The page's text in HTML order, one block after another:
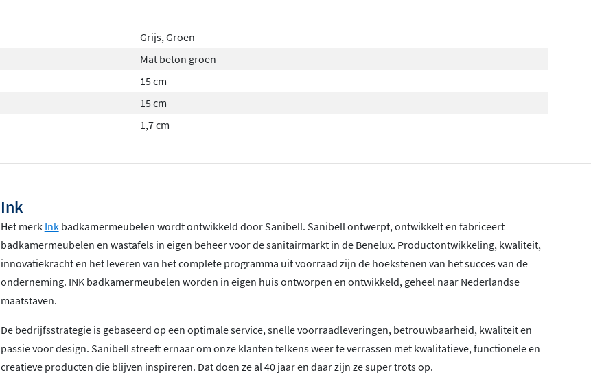
Grijs, Groen
Mat beton groen
15 cm
15 cm
1,7 cm
Ink
Het merk Inkbadkamermeubelen wordt ontwikkeld door Sanibell. Sanibell ontwerpt, ontwikkelt en fabriceert
badkamermeubelen en wastafels in eigen beheer voor de sanitairmarkt in de Benelux. Productontwikkeling, kwaliteit,
innovatiekracht en het leveren van het complete programma uit voorraad zijn de hoekstenen van het succes van de
onderneming. INK badkamermeubelen worden in eigen huis ontworpen en ontwikkeld, geheel naar Nederlandse
maatstaven.
De bedrijfsstrategie is gebaseerd op een optimale service, snelle voorraadleveringen, betrouwbaarheid, kwaliteit en
passie voor design. Sanibell streeft ernaar om onze klanten telkens weer te verrassen met kwalitatieve, functionele en
creatieve producten die blijven inspireren. Dat doen ze al 40 jaar en daar zijn ze super trots op.